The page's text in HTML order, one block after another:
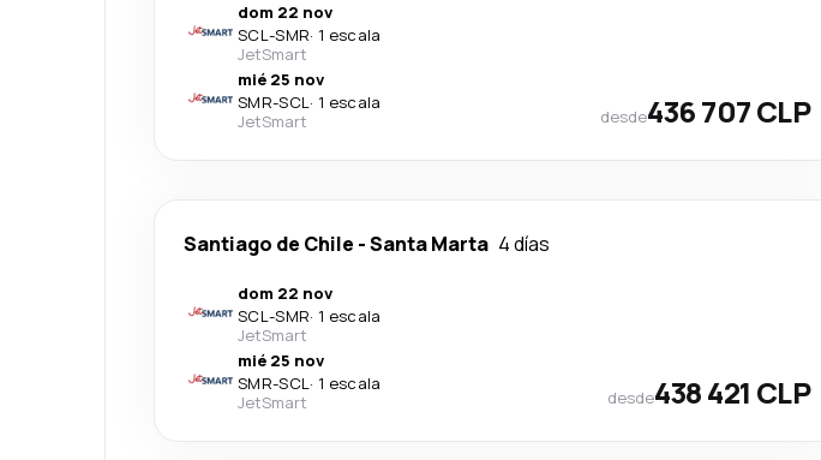
dom 22 nov
SCL-SMR· 1 escala
JetSmart
mié 25 nov
SMR-SCL· 1 escala
JetSmart
desde436 707 CLP
Santiago de Chile -Santa Marta 4 días
dom 22 nov
SCL-SMR· 1 escala
JetSmart
mié 25 nov
SMR-SCL· 1 escala
JetSmart
desde438 421 CLP